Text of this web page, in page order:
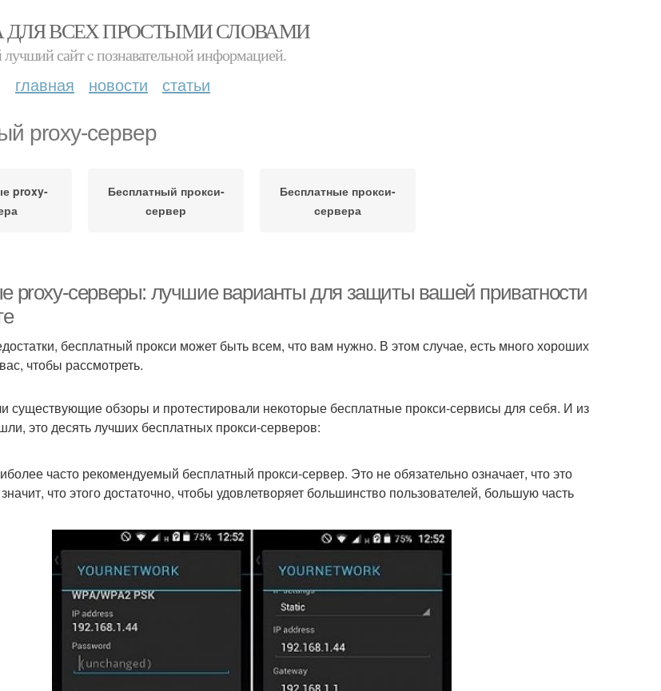
ДЛЯ ВСЕХ ПРОСТЫМИ СЛОВАМИ
сайт c познавательной информацией.
главная новости статьи
proxy-сервер
proxy-
Бесплатный прокси-
сервер
Бесплатные прокси-
сервера
proxy-серверы: лучшие варианты для защиты вашей приватности
бесплатный прокси может быть всем, что вам нужно. В этом случае, есть много хороших
чтобы рассмотреть.
существующие обзоры и протестировали некоторые бесплатные прокси-сервисы для себя. И из
это десять лучших бесплатных прокси-серверов:
часто рекомендуемый бесплатный прокси-сервер. Это не обязательно означает, что это
что этого достаточно, чтобы удовлетворяет большинство пользователей, большую часть